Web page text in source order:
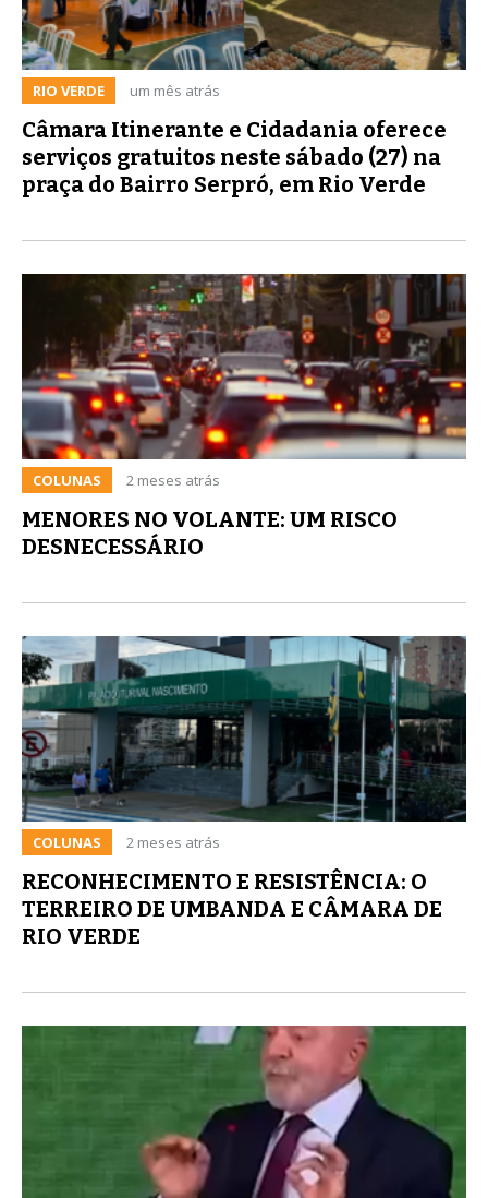
RIO VERDE um mês atrás
Câmara Itinerante e Cidadania oferece
serviços gratuitos neste sábado (27) na
praça do Bairro Serpró, em Rio Verde
COLUNAS 2 meses atrás
MENORES NO VOLANTE: UM RISCO
DESNECESSÁRIO
COLUNAS 2 meses atrás
RECONHECIMENTO E RESISTÊNCIA: O
TERREIRO DE UMBANDA E CÂMARA DE
RIO VERDE